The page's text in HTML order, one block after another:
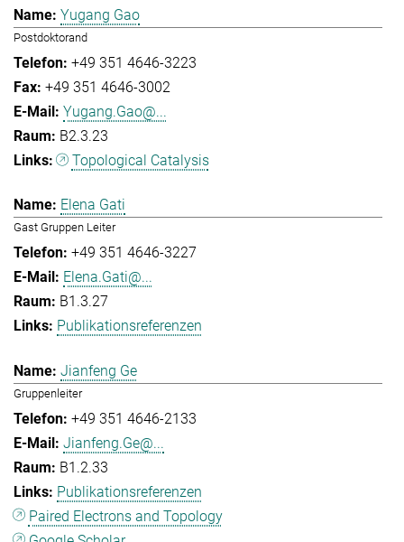
Yugang Gao
Postdoktorand
+49 351 4646-3223
+49 351 4646-3002
Yugang.Gao@...
B2.3.23
Topological Catalysis
Elena Gati
Gast Gruppen Leiter
+49 351 4646-3227
Elena.Gati@...
B1.3.27
Publikationsreferenzen
Jianfeng Ge
Gruppenleiter
+49 351 4646-2133
Jianfeng.Ge@...
B1.2.33
Publikationsreferenzen
Paired Electrons and Topology